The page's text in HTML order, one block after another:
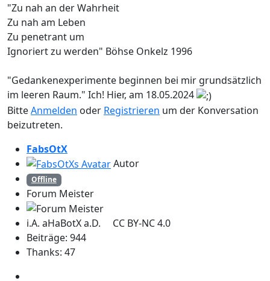
"Zu nah an der Wahrheit
Zu nah am Leben
Zu penetrant um
Ignoriert zu werden" Böhse Onkelz 1996
"Gedankenexperimente beginnen bei mir grundsätzlich
im leeren Raum." Ich! Hier, am 18.05.2024
BitteAnmelden oder Registrieren um der Konversation
beizutreten.
FabsOtX
Autor
Offline
Forum Meister
i.A. aHaBotX a.D. CC BY-NC 4.0
Beiträge: 944
Thanks: 47